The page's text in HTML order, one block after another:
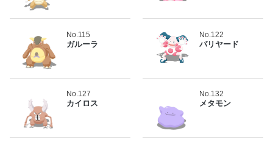
No.115
ガルーラ
No.122
バリヤード
No.127
カイロス
No.132
メタモン